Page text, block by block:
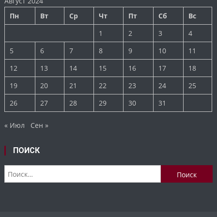
Пн
Вт Ср Чт Пт Сб
Вс
1
2 3
4
5
6 7 8 9 10
11
12
13 14 15 16 17
18
19
20 21 22 23 24
25
26
27 28 29 30 31
« Июл Сен »
ПОИСК
Найти: